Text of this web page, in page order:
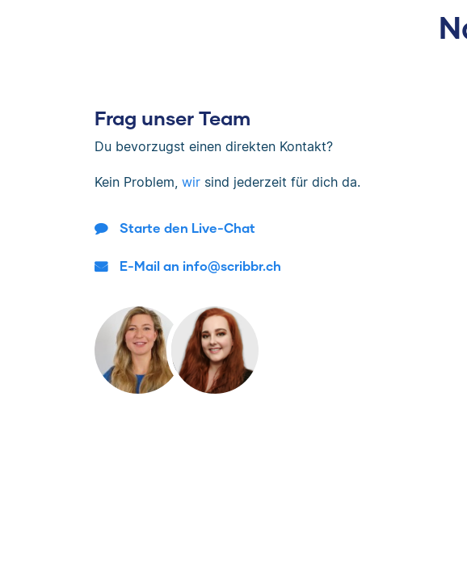
Frag unser Team
Du bevorzugst einen direkten Kontakt?
Kein Problem, wir sind jederzeit für dich da.
Starte den Live-Chat
E-Mail an info@scribbr.ch